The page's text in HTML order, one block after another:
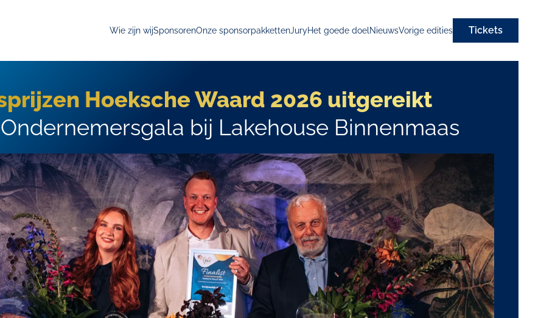
Wie zijn wijSponsorenOnze sponsorpakkettenJuryHet goede doel NieuwsVorige edities Tickets
Hoeksche Waard 2026 uitgereikt
bij Lakehouse Binnenmaas